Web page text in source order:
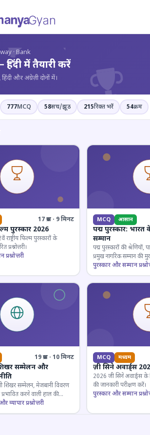
· Bank
में तैयारी करें
हिंदी और अंग्रेज़ी दोनों में।
777MCQ 58सच/झूठ 215रिक्त भरें 54क्रम
17 प्रश्न · 9 मिनट
पुरस्कार 2026
फिल्म पुरस्कारों के
MCQ आसान
पद्म पुरस्कार: भारत
सम्मान
पद्म पुरस्कारों की श्रेणियों,
प्रमुख नागरिक सम्मान की
परखें।
पुरस्कार और सम्मान
19 प्रश्न · 10 मिनट
सम्मेलन और
शिखर सम्मेलन, मेजबानी विवरण
करने वाली हाल की
ज्ञान परीक्षण करें।
व्यापार प्रश्नोत्तरी
MCQ मध्यम
ज़ी सिने अवार्ड्स
2026 जी सिने अवार्ड्स के
की जानकारी परीक्षण करें।
पुरस्कार और सम्मान